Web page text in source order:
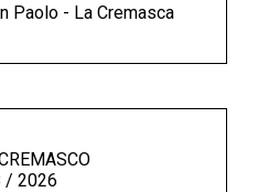
Paolo - La Cremasca
/ 2026